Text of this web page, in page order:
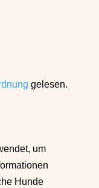
gelesen.
um
Hunde